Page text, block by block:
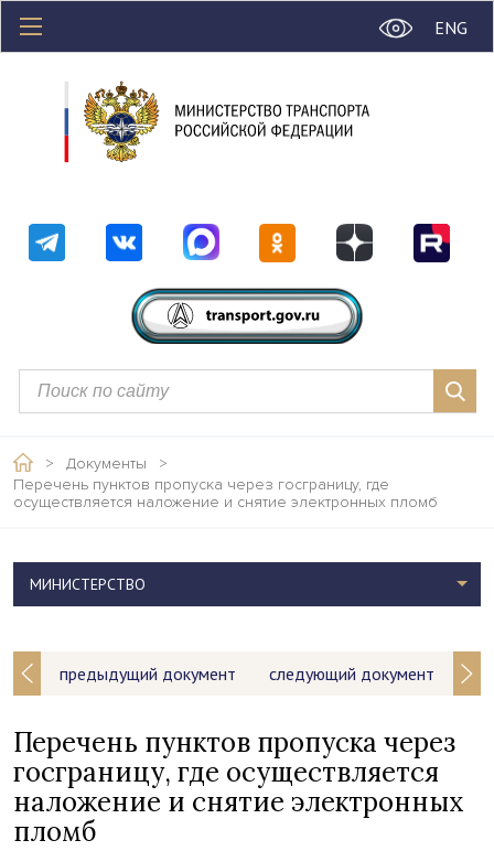
ENG
> Документы
>
Перечень пунктов пропуска через госграницу, где
осуществляется наложение и снятие электронных пломб
предыдущий документ следующий документ
Перечень пунктов пропуска через
госграницу, где осуществляется
наложение и снятие электронных
пломб
МИНИСТЕРСТВО